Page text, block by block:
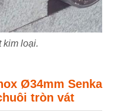
kim loại.
Ø34mm Senka
tròn vát